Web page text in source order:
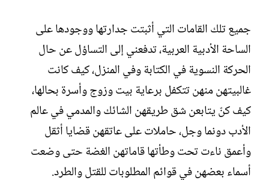
جميع تلك القامات التي أثبتت جدارتها ووجودها على
الساحة الأدبية العربية، تدفعني إلى التساؤل عن حال
الحركة النسوية في الكتابة وفي المنزل، كيف كانت
غالبيتهن منهن تتكفل برعاية بيت وزوج وأسرة بحالها،
كيف كنّ يتابعن شق طريقهن الشائك والمدمي في عالم
الأدب دونما وجل، حاملات على عاتقهن قضايا أثقل
وأعمق ناءت تحت وطأتها قاماتهن الغضة حتى وضعت
أسماء بعضهن في قوائم المطلوبات للقتل والطرد.